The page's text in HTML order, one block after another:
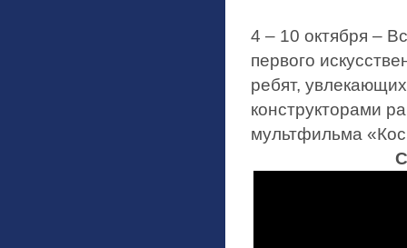
4 – 10 октября –
первого
ребят,
конструкторами
мультфильма